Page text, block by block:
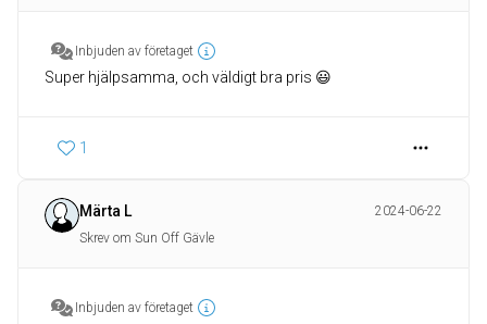
Inbjuden av företaget
Super hjälpsamma, och väldigt bra pris 😃
1
Märta L
2024-06-22
Skrev om Sun Off Gävle
Inbjuden av företaget